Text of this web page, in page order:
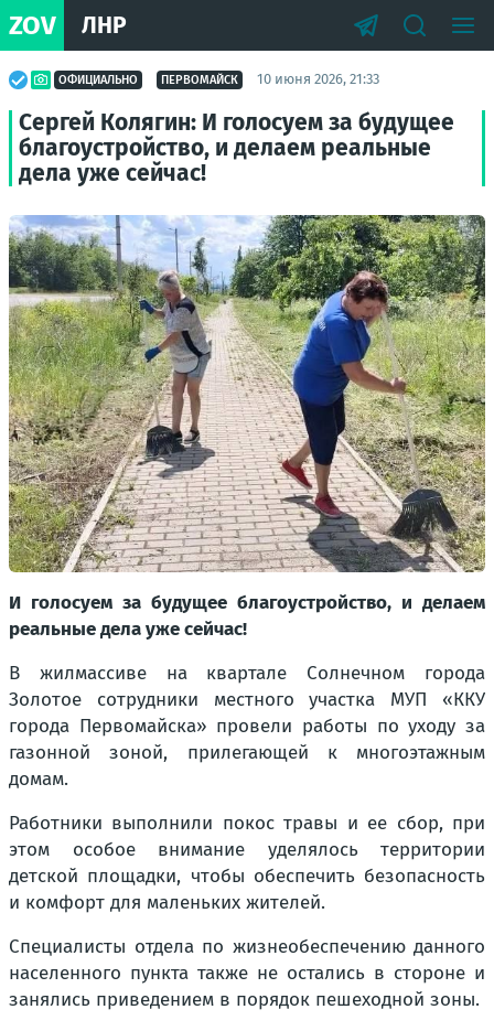
ZOV ЛНР
ОФИЦИАЛЬНО ПЕРВОМАЙСК 10 июня 2026, 21:33
Сергей Колягин: И голосуем за будущее
благоустройство, и делаем реальные
дела уже сейчас!
И голосуем за будущее благоустройство, и делаем
реальные дела уже сейчас!
В жилмассиве на квартале Солнечном города
Золотое сотрудники местного участка МУП «ККУ
города Первомайска» провели работы по уходу за
газонной зоной, прилегающей к многоэтажным
домам.
Работники выполнили покос травы и ее сбор, при
этом особое внимание уделялось территории
детской площадки, чтобы обеспечить безопасность
и комфорт для маленьких жителей.
Специалисты отдела по жизнеобеспечению данного
населенного пункта также не остались в стороне и
занялись приведением в порядок пешеходной зоны.